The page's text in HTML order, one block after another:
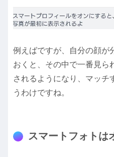
例えばですが、自分の顔が
おくと、その中で一番見ら
されるようになり、マッチ
うわけですね。
スマートフォトは